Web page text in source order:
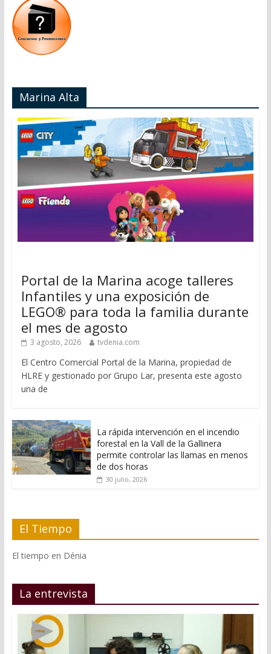
Marina Alta
Portal de la Marina acoge talleres
Infantiles y una exposición de
LEGO® para toda la familia durante
el mes de agosto
3 agosto, 2026 tvdenia.com
El Centro Comercial Portal de la Marina, propiedad de
HLRE y gestionado por Grupo Lar, presenta este agosto
una de
La rápida intervención en el incendio
forestal en la Vall de la Gallinera
permite controlar las llamas en menos
de dos horas
30 julio, 2026
El Tiempo
El tiempo en Dénia
La entrevista